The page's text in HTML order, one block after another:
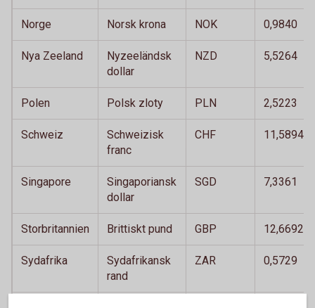
Norge Norsk krona NOK 0,9840
Nya Zeeland
Nyzeeländsk
dollar
NZD 5,5264
Polen Polsk zloty PLN 2,5223
Schweiz
Schweizisk
franc
CHF 11,5894
Singapore
Singaporiansk
dollar
SGD 7,3361
Storbritannien Brittiskt pund GBP 12,6692
Sydafrika
Sydafrikansk
rand
ZAR 0,5729